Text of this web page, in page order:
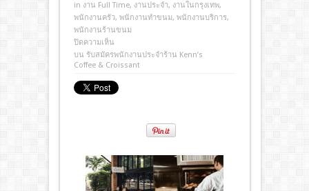
in งาน Full Time, งานประจํา, งานในกรุงเทพ,
พนักงานครัว, พนักงานทำขนม, พนักงานบริการ,
พนักงานร้านขนม
ปิดความเห็น
บน รับสมัครพนักงานประจำร้าน Kenn’s
Coffee & Croissant